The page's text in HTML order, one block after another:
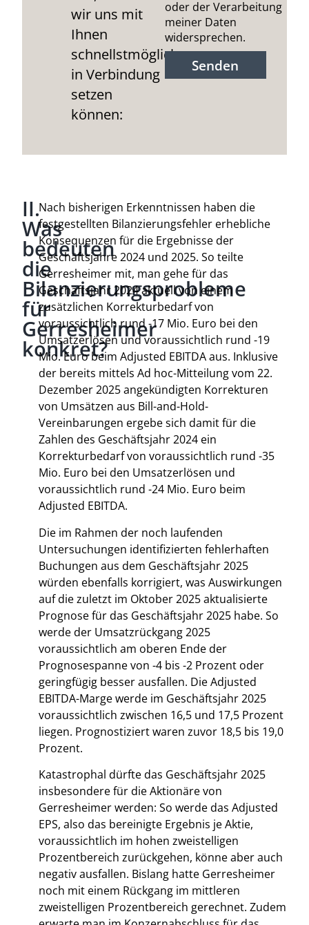
wir uns mit
Ihnen
schnellstmöglich
in Verbindung
setzen
können:
oder der Verarbeitung
meiner Daten
widersprechen.
Senden
II.
Was
bedeuten
die
Bilanzierungsprobleme
für
Gerresheimer
konkret?
Nach bisherigen Erkenntnissen haben die
festgestellten Bilanzierungsfehler erhebliche
Konsequenzen für die Ergebnisse der
Geschäftsjahre 2024 und 2025. So teilte
Gerresheimer mit, man gehe für das
Geschäftsjahr 2024 aktuell von einem
zusätzlichen Korrekturbedarf von
voraussichtlich rund -17 Mio. Euro bei den
Umsatzerlösen und voraussichtlich rund -19
Mio. Euro beim Adjusted EBITDA aus. Inklusive
der bereits mittels Ad hoc-Mitteilung vom 22.
Dezember 2025 angekündigten Korrekturen
von Umsätzen aus Bill-and-Hold-
Vereinbarungen ergebe sich damit für die
Zahlen des Geschäftsjahr 2024 ein
Korrekturbedarf von voraussichtlich rund -35
Mio. Euro bei den Umsatzerlösen und
voraussichtlich rund -24 Mio. Euro beim
Adjusted EBITDA.
Die im Rahmen der noch laufenden
Untersuchungen identifizierten fehlerhaften
Buchungen aus dem Geschäftsjahr 2025
würden ebenfalls korrigiert, was Auswirkungen
auf die zuletzt im Oktober 2025 aktualisierte
Prognose für das Geschäftsjahr 2025 habe. So
werde der Umsatzrückgang 2025
voraussichtlich am oberen Ende der
Prognosespanne von -4 bis -2 Prozent oder
geringfügig besser ausfallen. Die Adjusted
EBITDA-Marge werde im Geschäftsjahr 2025
voraussichtlich zwischen 16,5 und 17,5 Prozent
liegen. Prognostiziert waren zuvor 18,5 bis 19,0
Prozent.
Katastrophal dürfte das Geschäftsjahr 2025
insbesondere für die Aktionäre von
Gerresheimer werden: So werde das Adjusted
EPS, also das bereinigte Ergebnis je Aktie,
voraussichtlich im hohen zweistelligen
Prozentbereich zurückgehen, könne aber auch
negativ ausfallen. Bislang hatte Gerresheimer
noch mit einem Rückgang im mittleren
zweistelligen Prozentbereich gerechnet. Zudem